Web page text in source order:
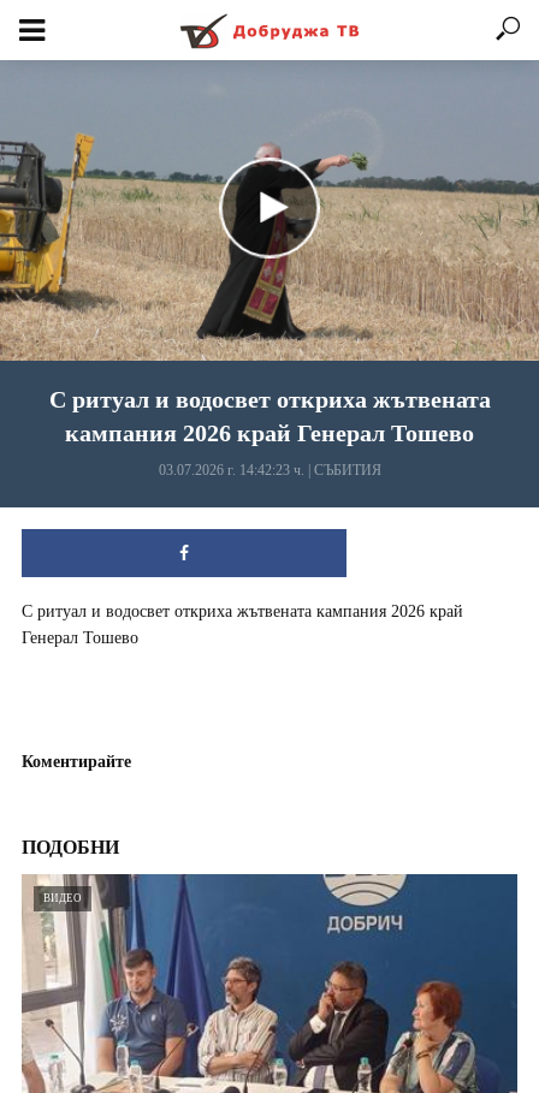
С ритуал и водосвет откриха жътвената
кампания 2026 край Генерал Тошево
03.07.2026 г. 14:42:23 ч. СЪБИТИЯ
С ритуал и водосвет откриха жътвената кампания 2026 край
Генерал Тошево
Коментирайте
ПОДОБНИ
ВИДЕО